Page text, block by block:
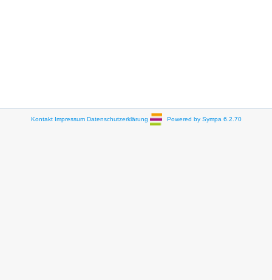
Kontakt Impressum Datenschutzerklärung Powered by Sympa 6.2.70